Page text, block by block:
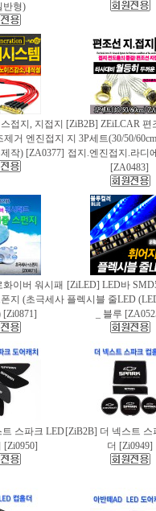
반형)
접지, 지접지
거 엔진접지
작) [ZA0377]
[ZiB2B] ZEiLCAR 편
지 3P세트(30/50/
접지.엔진접지.라디
[ZA0483]
이버 워시패
지 (초극세사
[ZiLED] LED바
플렉시블 줄LED
_ 블루
스파크 LED
[Zi0950]
[ZiB2B] 더 넥스트 스
더 [Zi0949]